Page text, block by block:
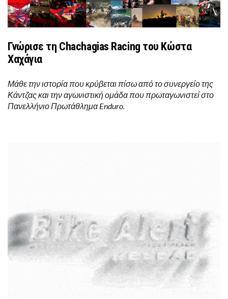
Γνώρισε τη Chachagias Racing του Κώστα
Χαχάγια
Μάθε την ιστορία που κρύβεται πίσω από το συνεργείο της
Κάντζας και την αγωνιστική ομάδα που πρωταγωνιστεί στο
Πανελλήνιο Πρωτάθλημα Enduro.